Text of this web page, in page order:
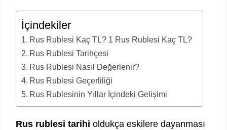
İçindekiler
Rus Rublesi Kaç TL? 1 Rus Rublesi Kaç TL?
Rus Rublesi Tarihçesi
Rus Rublesi Nasıl Değerlenir?
Rus Rublesi Geçerliliği
Rus Rublesinin Yıllar İçindeki Gelişimi
Rus rublesi tarihi oldukça eskilere dayanması